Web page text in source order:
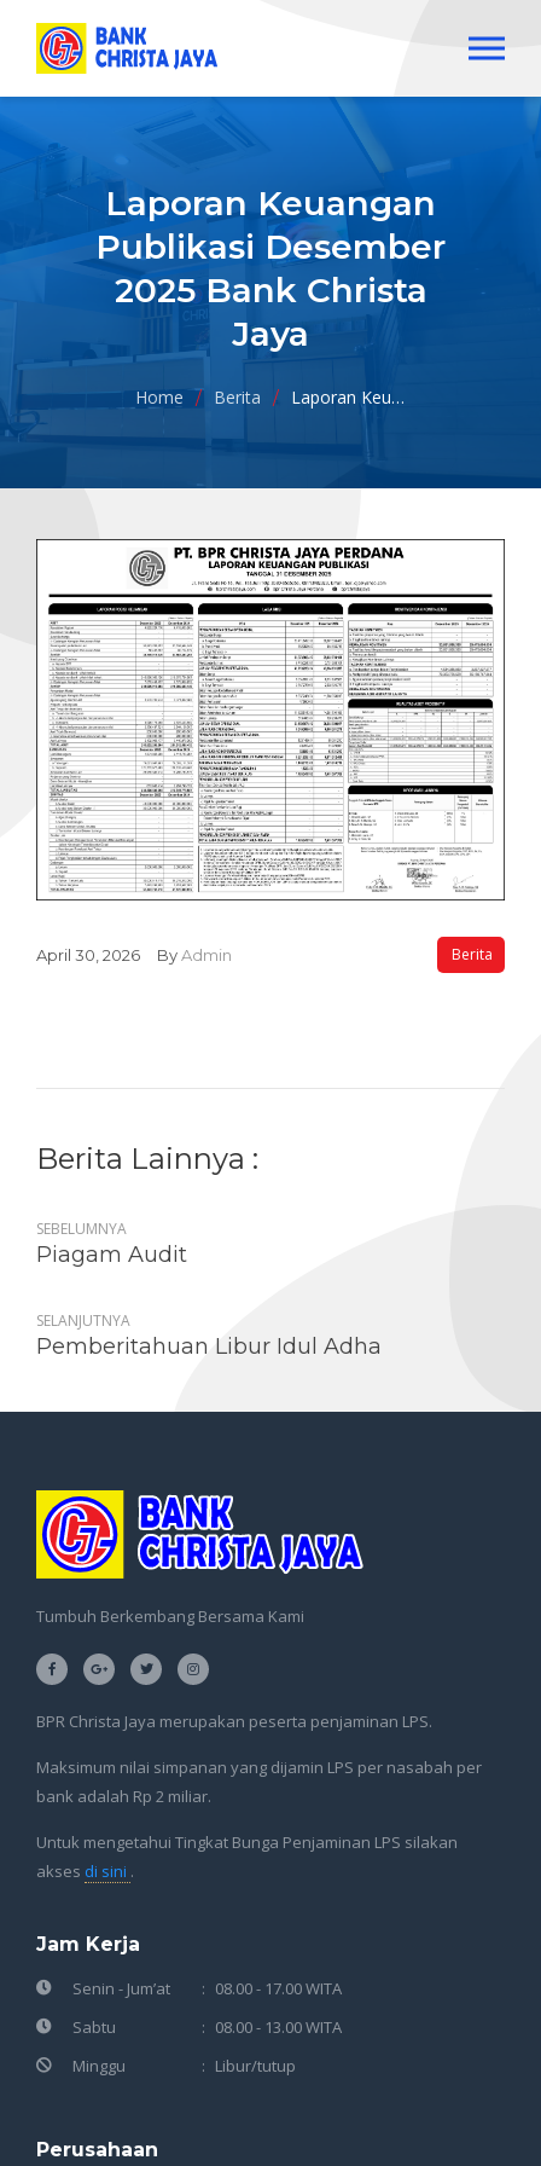
Beranda
Tentang Kami
Layanan
Kontak
Hubungi kami
0380-8555055, 08113982323
Laporan Keuangan
Publikasi Desember
2025 Bank Christa
Jaya
Home Berita Laporan Keuangan Publikasi Desember 2025 Bank Christa Jaya
April 30, 2026 ByAdmin Berita
Berita Lainnya :
SEBELUMNYA
Piagam Audit
SELANJUTNYA
Pemberitahuan Libur Idul Adha
Tumbuh Berkembang Bersama Kami
BPR Christa Jaya merupakan peserta penjaminan LPS.
Maksimum nilai simpanan yang dijamin LPS per nasabah per
bank adalah Rp 2 miliar.
Untuk mengetahui Tingkat Bunga Penjaminan LPS silakan
akses di sini .
Jam Kerja
Senin - Jum’at
08.00 - 17.00 WITA
Sabtu
08.00 - 13.00 WITA
Minggu
Libur/tutup
Perusahaan